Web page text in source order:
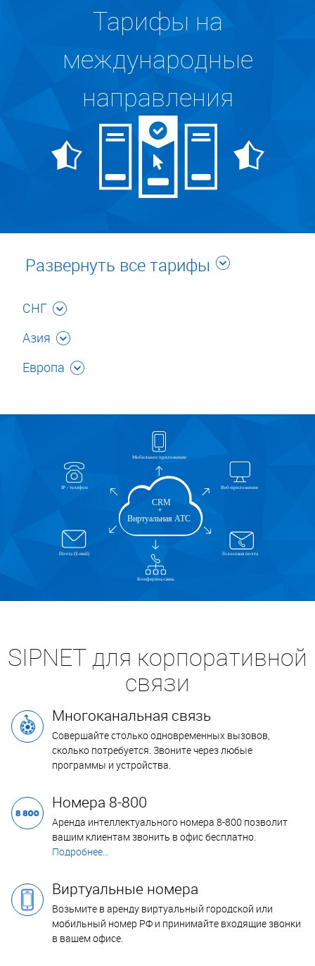
Тарифы на
международные
направления
Развернуть все тарифы
СНГ
Азия
Европа
SIPNET для корпоративной
связи
Многоканальная связь
Совершайте столько одновременных вызовов,
сколько потребуется. Звоните через любые
программы и устройства.
Номера 8-800
Аренда интеллектуального номера 8-800 позволит
вашим клиентам звонить в офис бесплатно.
Подробнее...
Виртуальные номера
Возьмите в аренду виртуальный городской или
мобильный номер РФ и принимайте входящие звонки
в вашем офисе.